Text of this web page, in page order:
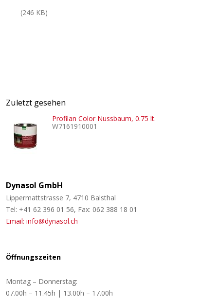
(246 KB)
Zuletzt gesehen
Profilan Color Nussbaum, 0.75 lt.
W7161910001
Dynasol GmbH
Lippermattstrasse 7, 4710 Balsthal
Tel: +41 62 396 01 56, Fax: 062 388 18 01
Email: info@dynasol.ch
Öffnungszeiten
Montag – Donnerstag:
07.00h – 11.45h | 13.00h – 17.00h